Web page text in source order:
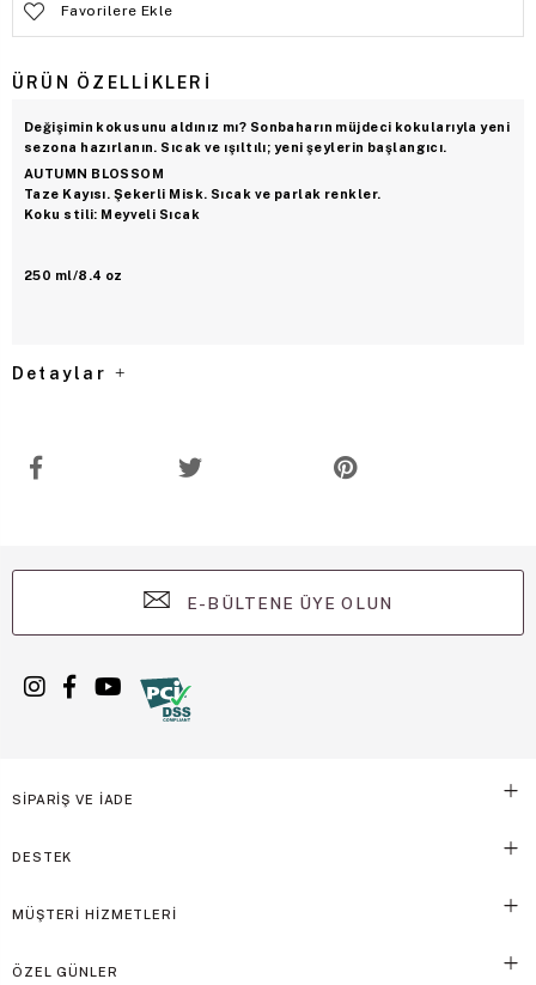
Favorilere Ekle
ÜRÜN ÖZELLIKLERI
Değişimin kokusunu aldınız mı? Sonbaharın müjdeci kokularıyla yeni
sezona hazırlanın. Sıcak ve ışıltılı; yeni şeylerin başlangıcı.
AUTUMN BLOSSOM
Taze Kayısı. Şekerli Misk. Sıcak ve parlak renkler.
Koku stili: Meyveli Sıcak
250 ml/8.4 oz
Detaylar
E-BÜLTENE ÜYE OLUN
SİPARİŞ VE İADE
DESTEK
MÜŞTERİ HİZMETLERİ
ÖZEL GÜNLER